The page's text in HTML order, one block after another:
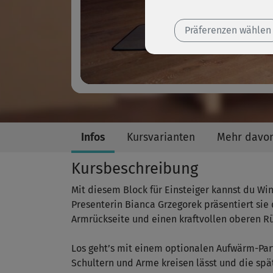
Infos Kursvarianten Mehr
Kursbeschreibung
Mit diesem Block für Einsteiger kannst du
Presenterin Bianca Grzegorek präsentiert
Armrückseite und einen kraftvollen oberen
Los geht’s mit einem optionalen Aufwärm-
Schultern und Arme kreisen lässt und die
Präferenzen wählen